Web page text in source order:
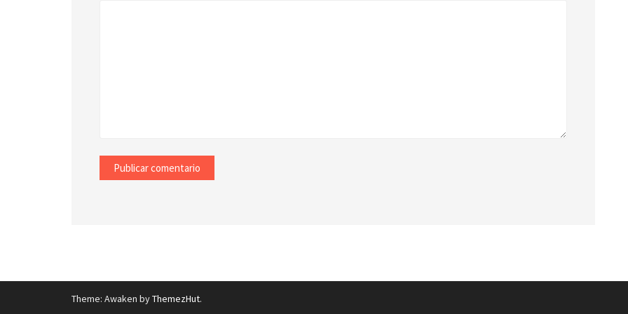
Theme: Awaken byThemezHut.